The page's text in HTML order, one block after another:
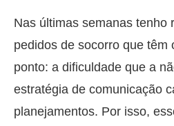
Nas últimas semanas tenho
pedidos de socorro que têm
ponto: a dificuldade que a
estratégia de comunicação
planejamentos. Por isso,